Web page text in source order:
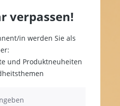
verpassen!
in werden Sie als
und Produktneuheiten